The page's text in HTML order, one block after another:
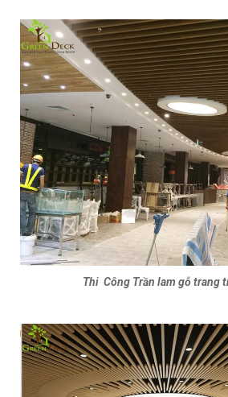
Thi Công Trần lam gỗ trang